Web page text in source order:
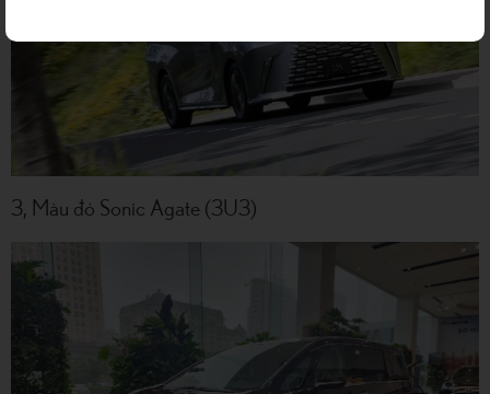
3, Màu đỏ Sonic Agate (3U3)